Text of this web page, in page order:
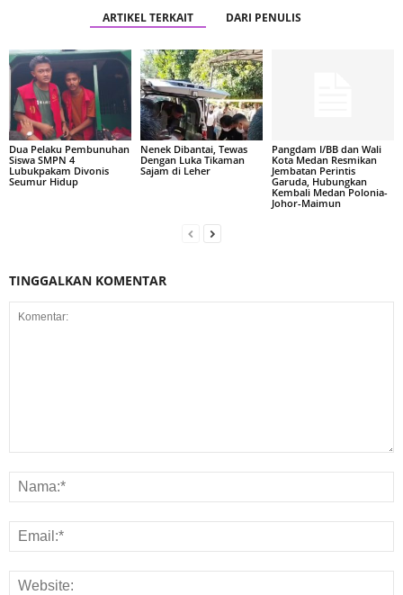
ARTIKEL TERKAIT DARI PENULIS
Dua Pelaku Pembunuhan
Siswa SMPN 4
Lubukpakam Divonis
Seumur Hidup
Nenek Dibantai, Tewas
Dengan Luka Tikaman
Sajam di Leher
Pangdam I/BB dan Wali
Kota Medan Resmikan
Jembatan Perintis
Garuda, Hubungkan
Kembali Medan Polonia-
Johor-Maimun
TINGGALKAN KOMENTAR